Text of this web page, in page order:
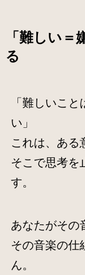
「難しい＝
る
「難しいこ
い」
これは、ある
そこで思考を
す。
あなたがその
その音楽の仕
ん。